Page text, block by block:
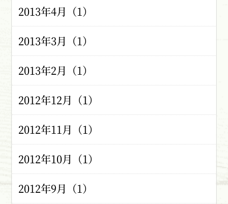
2013年4月（1）
2013年3月（1）
2013年2月（1）
2012年12月（1）
2012年11月（1）
2012年10月（1）
2012年9月（1）